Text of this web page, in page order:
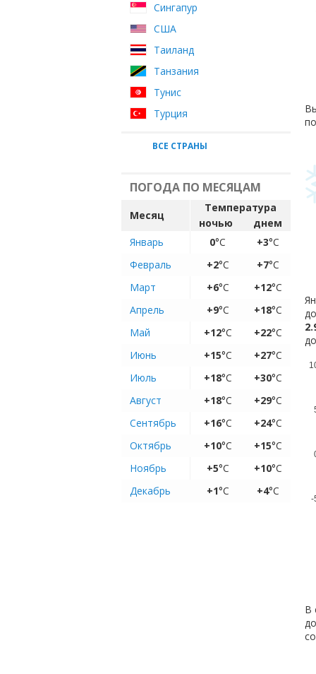
Сингапур
США
Таиланд
Танзания
Тунис
Турция
ВСЕ СТРАНЫ
ПОГОДА ПО МЕСЯЦАМ
Месяц
Температура
ночью
днем
Январь
0°C +3°C
Февраль
+2°C +7°C
Март
+6°C +12°C
Апрель
+9°C +18°C
Май
+12°C +22°C
Июнь
+15°C +27°C
Июль
+18°C +30°C
Август
+18°C +29°C
Сентябрь
+16°C +24°C
Октябрь
+10°C +15°C
Ноябрь
+5°C +10°C
Декабрь
+1°C +4°C
-
В